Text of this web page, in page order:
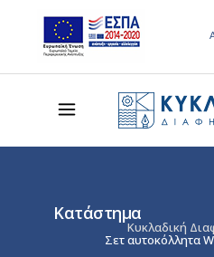
Κατάστημα
Κυκλαδική
Σετ αυτοκόλλητα